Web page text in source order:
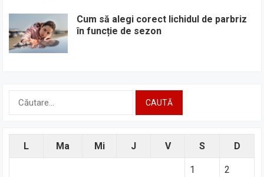
Cum să alegi corect lichidul de parbriz
în funcție de sezon
L Ma Mi J V S D
1 2